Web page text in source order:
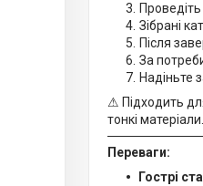
Зібрані
Після
За
Надіньте
⚠ Підходить
тонкі матеріали.
Переваги:
Гострі